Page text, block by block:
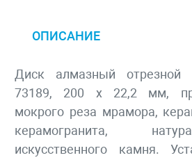
ОПИСАНИЕ
Диск алмазный отрезной
73189, 200 х 22,2 мм,
мокрого реза мрамора,
керамогранита,
искусственного камня.